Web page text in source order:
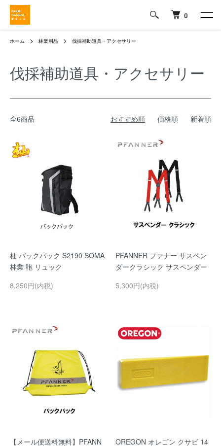
0
ホーム 林業用品 伐採補助道具・アクセサリー
伐採補助道具・アクセサリー
全6商品 おすすめ順 価格順 新着順
杣 バックパック S2190 SOMA
林業 鞄 リュック
8,250円(内税)
PFANNER ファナー サスペン
ダークラシック サスペンダー
5,300円(内税)
【メール便送料無料】PFANN
OREGON オレゴン クサビ 14